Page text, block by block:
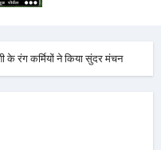
के रंग कर्मियों ने किया सुंदर मंचन